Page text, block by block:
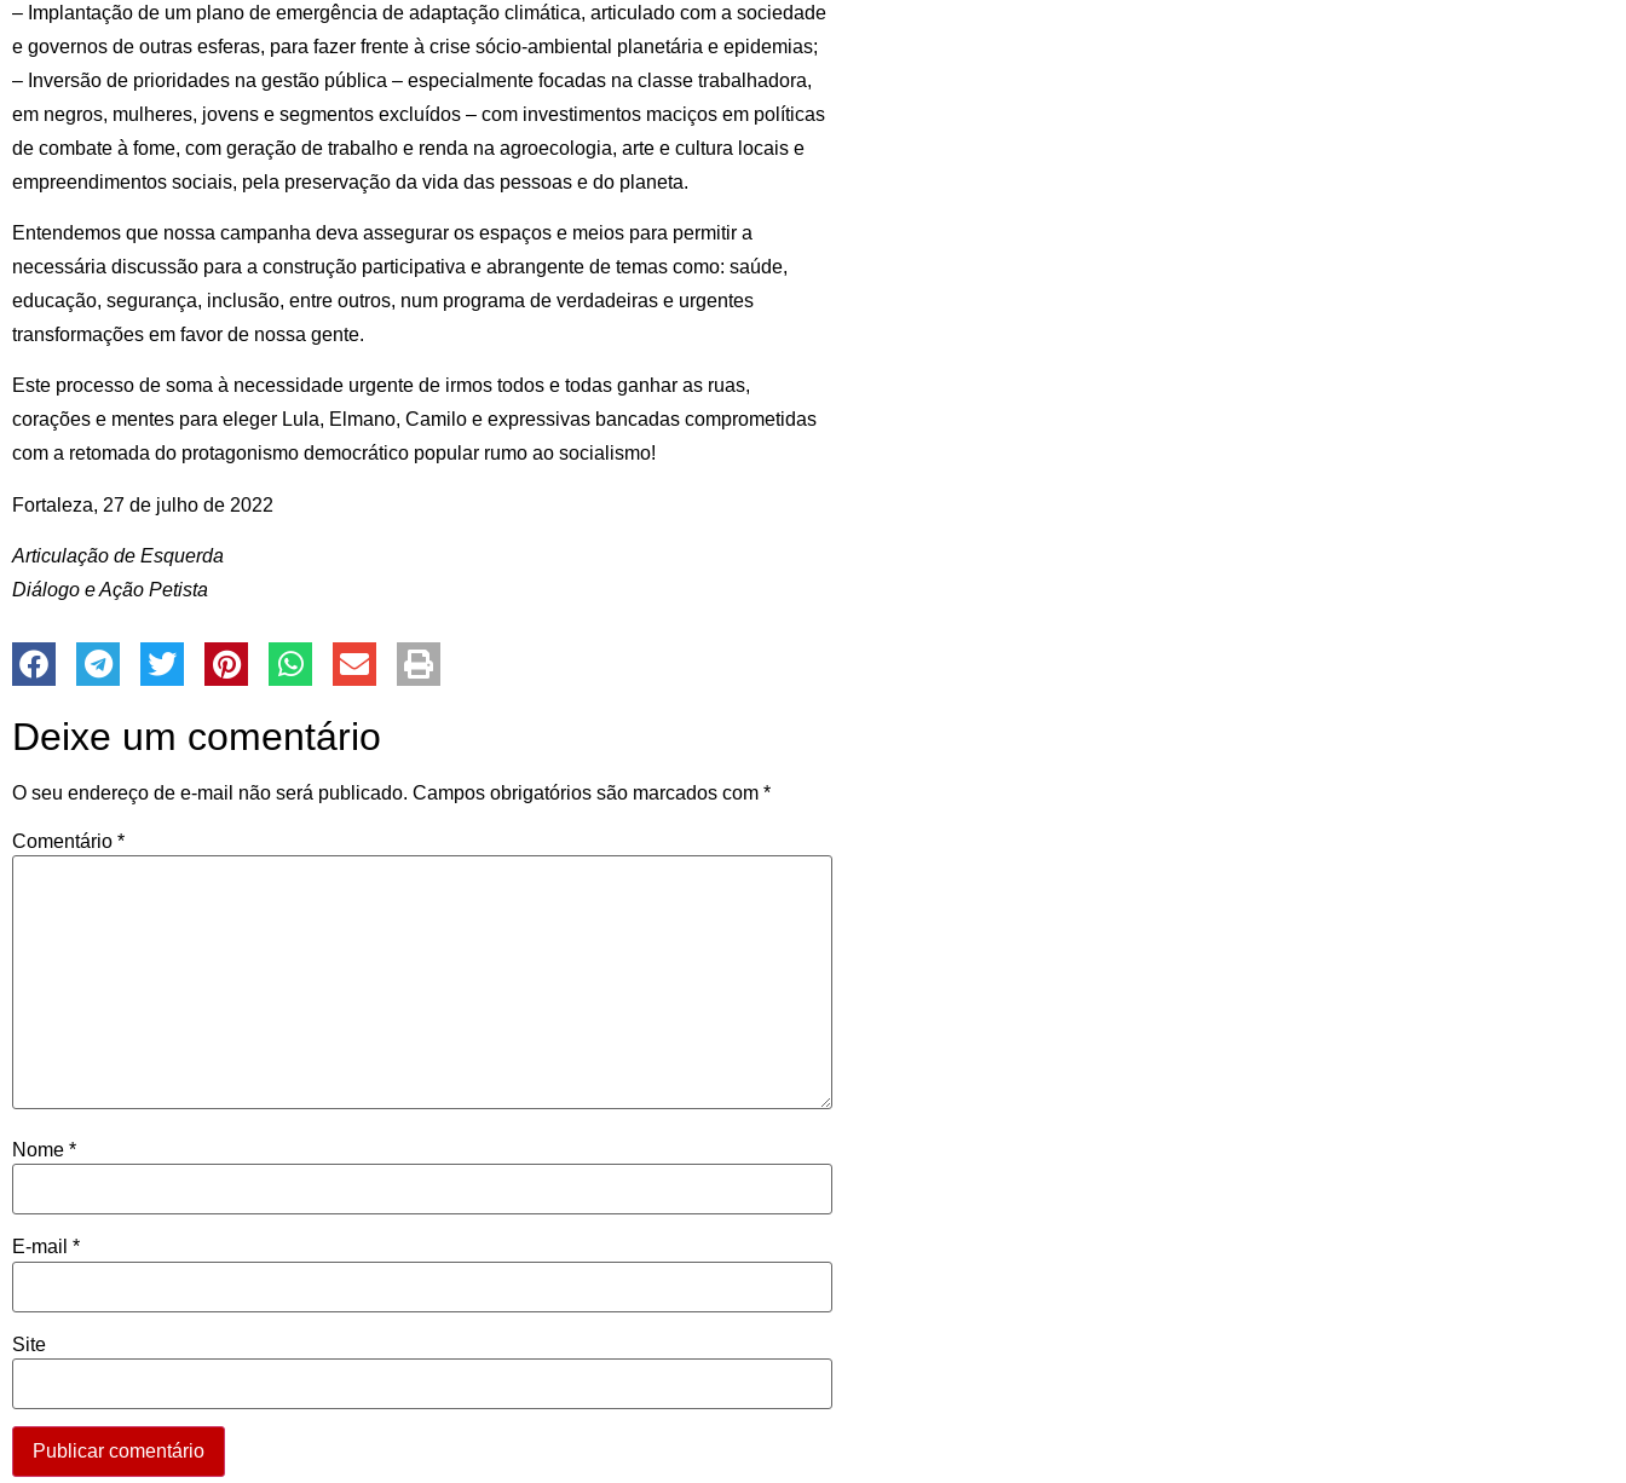
– Implantação de um plano de emergência de adaptação climática, articulado com a sociedade
e governos de outras esferas, para fazer frente à crise sócio-ambiental planetária e epidemias;
– Inversão de prioridades na gestão pública – especialmente focadas na classe trabalhadora,
em negros, mulheres, jovens e segmentos excluídos – com investimentos maciços em políticas
de combate à fome, com geração de trabalho e renda na agroecologia, arte e cultura locais e
empreendimentos sociais, pela preservação da vida das pessoas e do planeta.
Entendemos que nossa campanha deva assegurar os espaços e meios para permitir a
necessária discussão para a construção participativa e abrangente de temas como: saúde,
educação, segurança, inclusão, entre outros, num programa de verdadeiras e urgentes
transformações em favor de nossa gente.
Este processo de soma à necessidade urgente de irmos todos e todas ganhar as ruas,
corações e mentes para eleger Lula, Elmano, Camilo e expressivas bancadas comprometidas
com a retomada do protagonismo democrático popular rumo ao socialismo!
Fortaleza, 27 de julho de 2022
Articulação de Esquerda
Diálogo e Ação Petista
Deixe um comentário
O seu endereço de e-mail não será publicado. Campos obrigatórios são marcados com *
Comentário *
Nome *
E-mail *
Site